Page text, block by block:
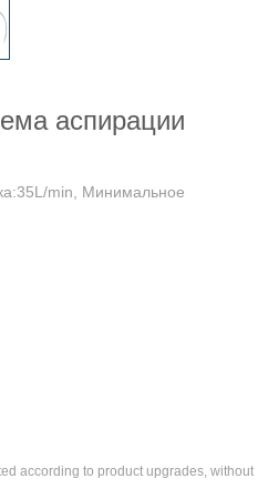
аспирации
min, Минимальное
according to product upgrades, without